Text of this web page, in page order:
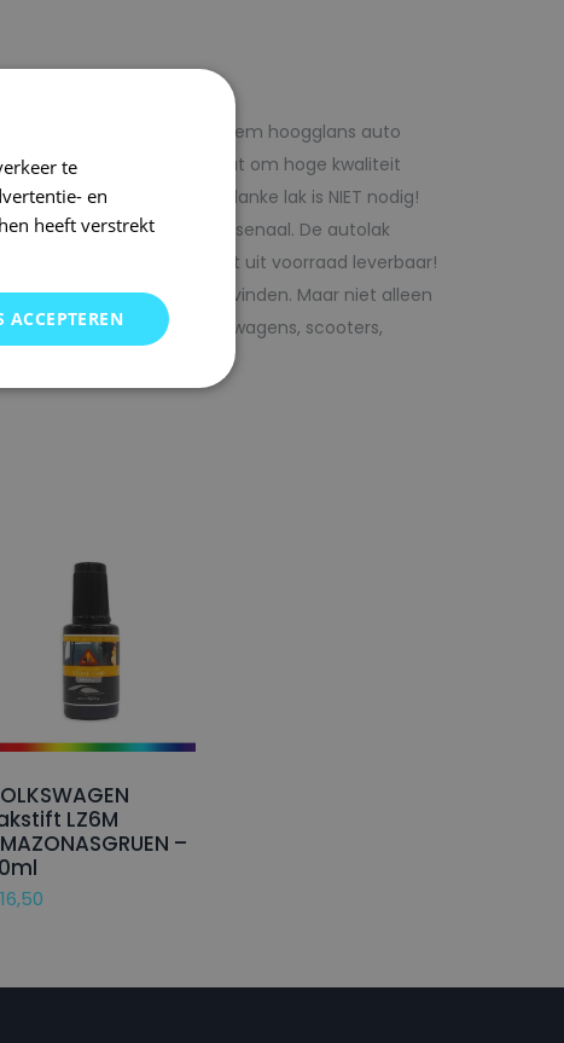
voordelig met 1laag systeem hoogglans auto
adres wanneer het gaat om hoge kwaliteit
te verwerken. Extra blanke lak is NIET nodig!
in ons arsenaal. De autolak
professionele verf. Direct uit voorraad leverbaar!
voor uw auto bij SRS kunt vinden. Maar niet alleen
ons terecht voor bedrijfswagens, scooters,
LZ6M
–
16,50
te
en
heeft verstrekt
ACCEPTEREN